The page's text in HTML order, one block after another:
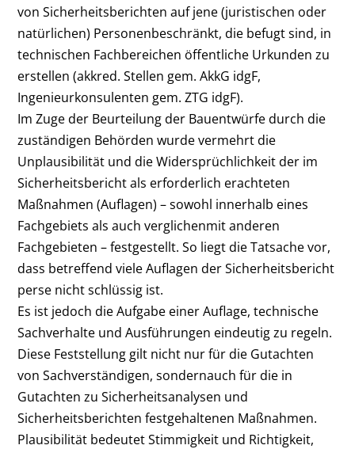
von Sicherheitsberichten auf jene (juristischen oder
natürlichen) Personenbeschränkt, die befugt sind, in
technischen Fachbereichen öffentliche Urkunden zu
erstellen (akkred. Stellen gem. AkkG idgF,
Ingenieurkonsulenten gem. ZTG idgF).
Im Zuge der Beurteilung der Bauentwürfe durch die
zuständigen Behörden wurde vermehrt die
Unplausibilität und die Widersprüchlichkeit der im
Sicherheitsbericht als erforderlich erachteten
Maßnahmen (Auflagen) – sowohl innerhalb eines
Fachgebiets als auch verglichenmit anderen
Fachgebieten – festgestellt. So liegt die Tatsache vor,
dass betreffend viele Auflagen der Sicherheitsbericht
perse nicht schlüssig ist.
Es ist jedoch die Aufgabe einer Auflage, technische
Sachverhalte und Ausführungen eindeutig zu regeln.
Diese Feststellung gilt nicht nur für die Gutachten
von Sachverständigen, sondernauch für die in
Gutachten zu Sicherheitsanalysen und
Sicherheitsberichten festgehaltenen Maßnahmen.
Plausibilität bedeutet Stimmigkeit und Richtigkeit,